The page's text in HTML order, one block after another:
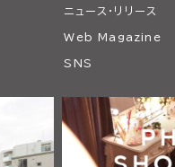
ニュース・リリース
Web Magazine
SNS